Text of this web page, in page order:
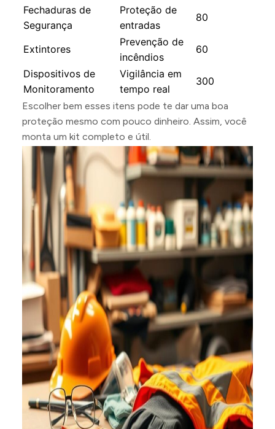
Fechaduras de
Segurança
Proteção de
entradas
80
Extintores
Prevenção de
incêndios
60
Dispositivos de
Monitoramento
Vigilância em
tempo real
300
Escolher bem esses itens pode te dar uma boa
proteção mesmo com pouco dinheiro. Assim, você
monta um kit completo e útil.